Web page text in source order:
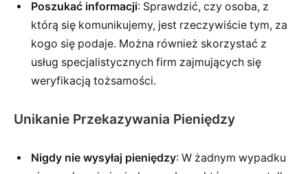
Poszukać informacji: Sprawdzić, czy osoba, z
którą się komunikujemy, jest rzeczywiście tym, za
kogo się podaje. Można również skorzystać z
usług specjalistycznych firm zajmujących się
weryfikacją tożsamości.
Unikanie Przekazywania Pieniędzy
Nigdy nie wysyłaj pieniędzy: W żadnym wypadku